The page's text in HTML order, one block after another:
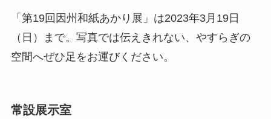
「第19回因州和紙あかり展」は2023年3月19日
（日）まで。写真では伝えきれない、やすらぎの
空間へぜひ足をお運びください。
常設展示室